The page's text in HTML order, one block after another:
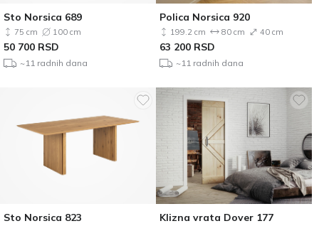
Sto Norsica 689
75 cm 100 cm
50 700 RSD
~11 radnih dana
Polica Norsica 920
199.2 cm 80 cm 40 cm
63 200 RSD
~11 radnih dana
Sto Norsica 823
Klizna vrata Dover 177